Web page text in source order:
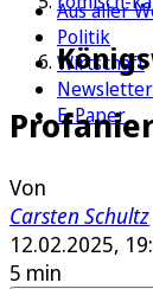
Aus aller
Politik
Wirtschaft
Newsletter
E-Paper
Von
Carsten Schultz
12.02.2025,
5 min